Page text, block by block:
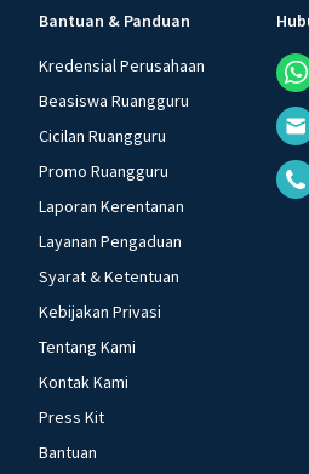
Bantuan & Panduan
Kredensial Perusahaan
Beasiswa Ruangguru
Cicilan Ruangguru
Promo Ruangguru
Laporan Kerentanan
Layanan Pengaduan
Syarat & Ketentuan
Kebijakan Privasi
Tentang Kami
Kontak Kami
Press Kit
Bantuan